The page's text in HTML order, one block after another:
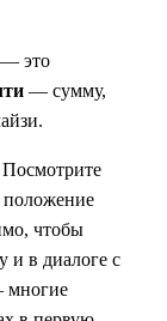
— это
— сумму,
положение
чтобы
и в диалоге с
многие